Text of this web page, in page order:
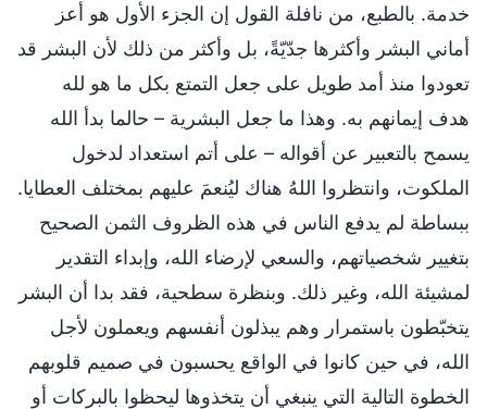
خدمة. بالطبع، من نافلة القول إن الجزء الأول هو أعز
أماني البشر وأكثرها جدّيّةً، بل وأكثر من ذلك لأن البشر قد
تعودوا منذ أمد طويل على جعل التمتع بكل ما هو لله
هدف إيمانهم به. وهذا ما جعل البشرية – حالما بدأ الله
يسمح بالتعبير عن أقواله – على أتم استعداد لدخول
الملكوت، وانتظروا اللهُ هناك ليُنعمَ عليهم بمختلف العطايا.
ببساطة لم يدفع الناس في هذه الظروف الثمن الصحيح
بتغيير شخصياتهم، والسعي لإرضاء الله، وإبداء التقدير
لمشيئة الله، وغير ذلك. وبنظرة سطحية، فقد بدا أن البشر
يتخبّطون باستمرار وهم يبذلون أنفسهم ويعملون لأجل
الله، في حين كانوا في الواقع يحسبون في صميم قلوبهم
الخطوة التالية التي ينبغي أن يتخذوها ليحظوا بالبركات أو